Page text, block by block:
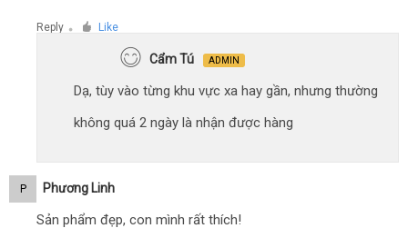
Reply ● Like
Cẩm Tú ADMIN
Dạ, tùy vào từng khu vực xa hay gần, nhưng thường
không quá 2 ngày là nhận được hàng
P Phương Linh
Sản phẩm đẹp, con mình rất thích!